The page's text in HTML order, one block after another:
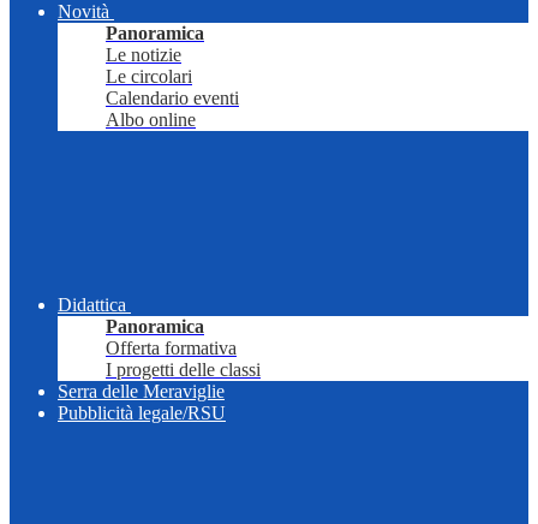
Novità
Panoramica
Le notizie
Le circolari
Calendario eventi
Albo online
Didattica
Panoramica
Offerta formativa
I progetti delle classi
Serra delle Meraviglie
Pubblicità legale/RSU